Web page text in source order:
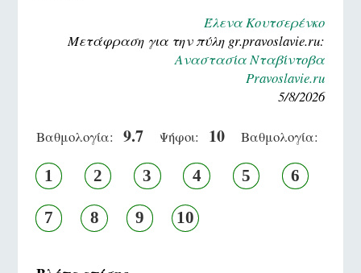
Έλενα Κουτσερένκο
Μετάφραση για την πύλη gr.pravoslavie.ru:
Αναστασία Νταβίντοβα
Pravoslavie.ru
5/8/2026
Βαθμολογία: 9.7 Ψήφοι: 10 Βαθμολογία:
1 2 3 4 5 6
7 8 9 10